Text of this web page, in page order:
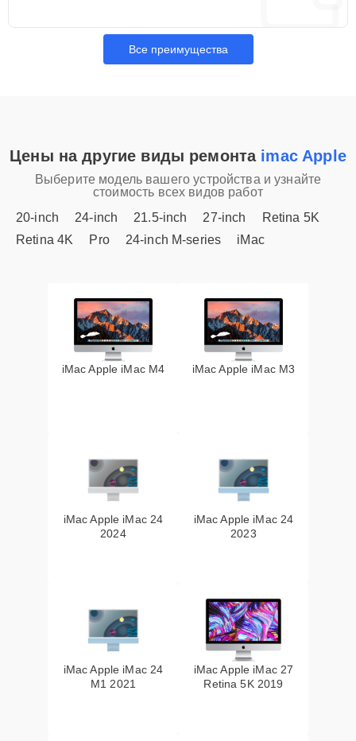
Все преимущества
Цены на другие виды ремонта imac Apple
Выберите модель вашего устройства и узнайте
стоимость всех видов работ
20-inch
24-inch 21.5-inch 27-inch
Retina 5K
Retina 4K
Pro 24-inch M-series iMac
iMac Apple iMac M4 iMac Apple iMac M3
iMac Apple iMac 24
2024
iMac Apple iMac 24
2023
iMac Apple iMac 24
M1 2021
iMac Apple iMac 27
Retina 5K 2019